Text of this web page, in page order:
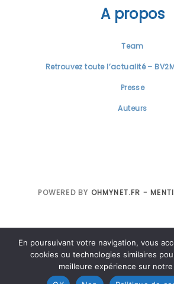
A propos
Team
Retrouvez toute l’actualité –
Presse
Auteurs
POWERED BY OHMYNET.FR -
En poursuivant votre navigation, vous
cookies ou technologies similaires
meilleure expérience sur